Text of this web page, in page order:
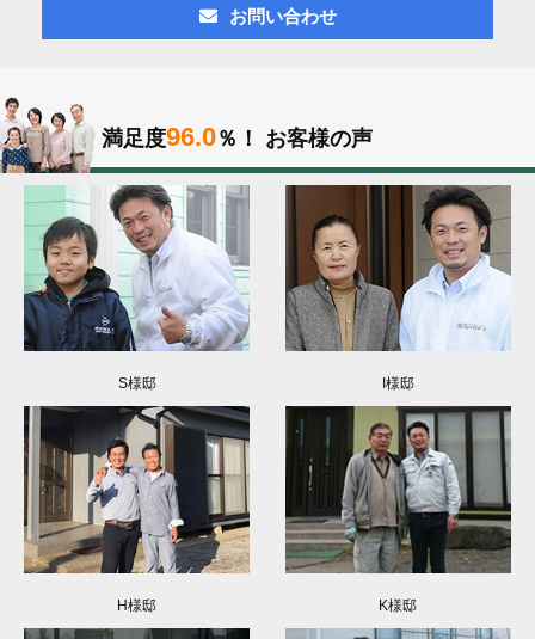
お問い合わせ
満足度96.0％！ お客様の声
S様邸 I様邸
H様邸 K様邸